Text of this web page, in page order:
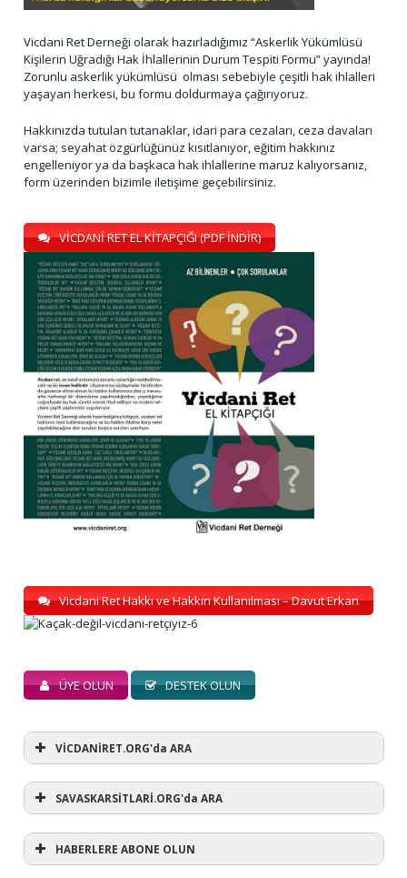
Vicdani Ret Derneği olarak hazırladığımız “Askerlik Yükümlüsü
Kişilerin Uğradığı Hak İhlallerinin Durum Tespiti Formu” yayında!
Zorunlu askerlik yükümlüsü olması sebebiyle çeşitli hak ihlalleri
yaşayan herkesi, bu formu doldurmaya çağırıyoruz.
Hakkınızda tutulan tutanaklar, idari para cezaları, ceza davaları
varsa; seyahat özgürlüğünüz kısıtlanıyor, eğitim hakkınız
engelleniyor ya da başkaca hak ihlallerine maruz kalıyorsanız,
form üzerinden bizimle iletişime geçebilirsiniz.
VİCDANİ RET EL KİTAPÇIĞI (PDF İNDİR)
Vicdani Ret Hakkı ve Hakkın Kullanılması – Davut Erkan
ÜYE OLUN DESTEK OLUN
VİCDANİRET.ORG'da ARA
SAVASKARSİTLARİ.ORG'da ARA
HABERLERE ABONE OLUN